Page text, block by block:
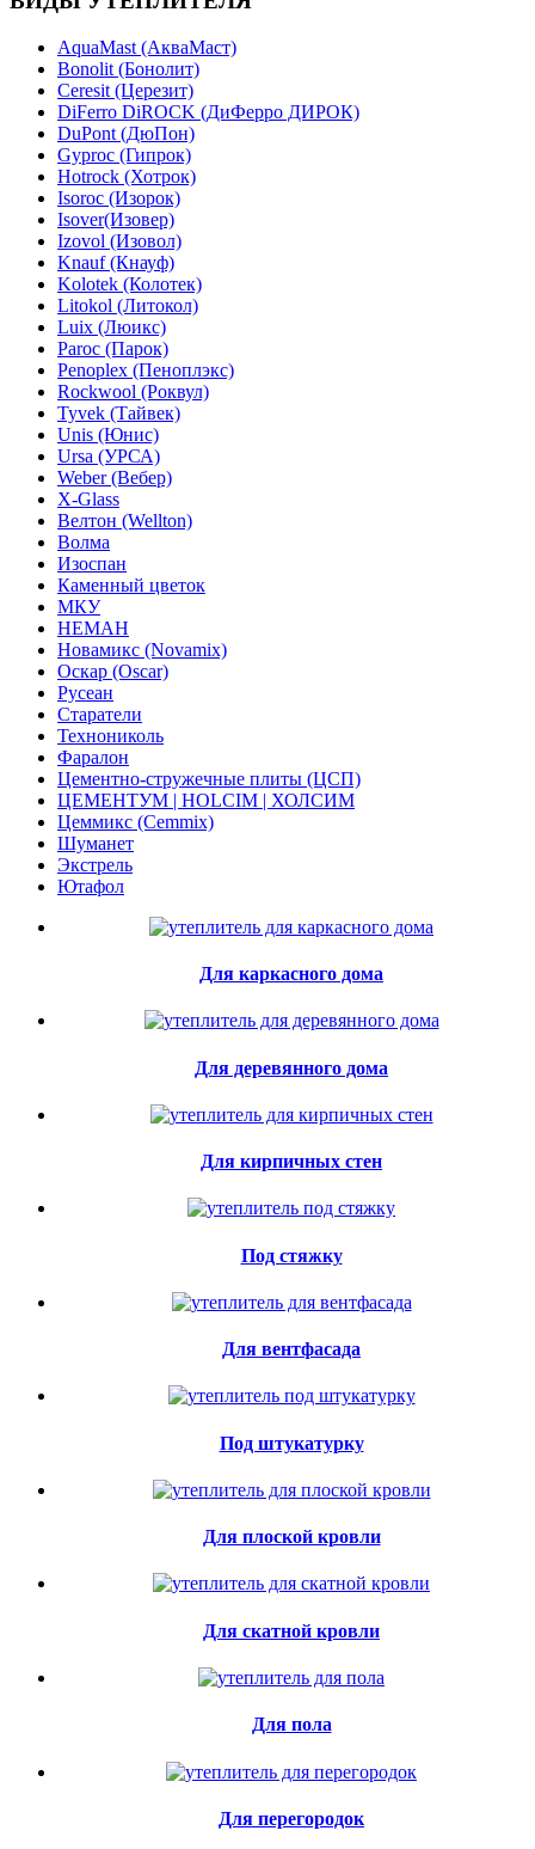
AquaMast (АкваМаст)
Bonolit (Бонолит)
Ceresit (Церезит)
DiFerro DiROCK (ДиФерро ДИРОК)
DuPont (ДюПон)
Gyproc (Гипрок)
Hotrock (Хотрок)
Isoroc (Изорок)
Isover(Изовер)
Izovol (Изовол)
Knauf (Кнауф)
Kolotek (Колотек)
Litokol (Литокол)
Luix (Люикс)
Paroc (Парок)
Penoplex (Пеноплэкс)
Rockwool (Роквул)
Tyvek (Тайвек)
Unis (Юнис)
Ursa (УРСА)
Weber (Вебер)
X-Glass
Велтон (Wellton)
Волма
Изоспан
Каменный цветок
МКУ
НЕМАН
Новамикс (Novamix)
Оскар (Oscar)
Русеан
Старатели
Технониколь
Фаралон
Цементно-стружечные плиты (ЦСП)
ЦЕМЕНТУМ | HOLCIM | ХОЛСИМ
Цеммикс (Cemmix)
Шуманет
Экстрель
Ютафол
Для каркасного дома
Для деревянного дома
Для кирпичных стен
Под стяжку
Для вентфасада
Под штукатурку
Для плоской кровли
Для скатной кровли
Для пола
Для перегородок